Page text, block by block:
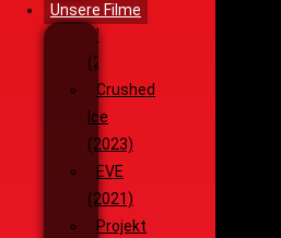
Unsere Filme
Wenja
(2025)
Crushed
Ice
(2023)
EVE
(2021)
Projekt